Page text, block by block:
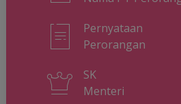
Pernyataan
Perorangan
SK
Menteri